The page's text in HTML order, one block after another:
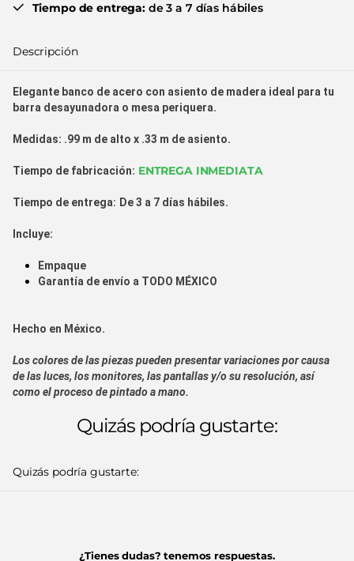
Tiempo de entrega: de 3 a 7 días hábiles
Descripción
Elegante banco de acero con asiento de madera ideal para tu
barra desayunadora o mesa periquera.
Medidas: .99 m de alto x .33 m de asiento.
Tiempo de fabricación: ENTREGA INMEDIATA
Tiempo de entrega: De 3 a 7 días hábiles.
Incluye:
Empaque
Garantía de envío a TODO MÉXICO
Hecho en México.
Los colores de las piezas pueden presentar variaciones por causa
de las luces, los monitores, las pantallas y/o su resolución, así
como el proceso de pintado a mano.
Quizás podría gustarte:
Quizás podría gustarte:
¿Tienes dudas? tenemos respuestas.